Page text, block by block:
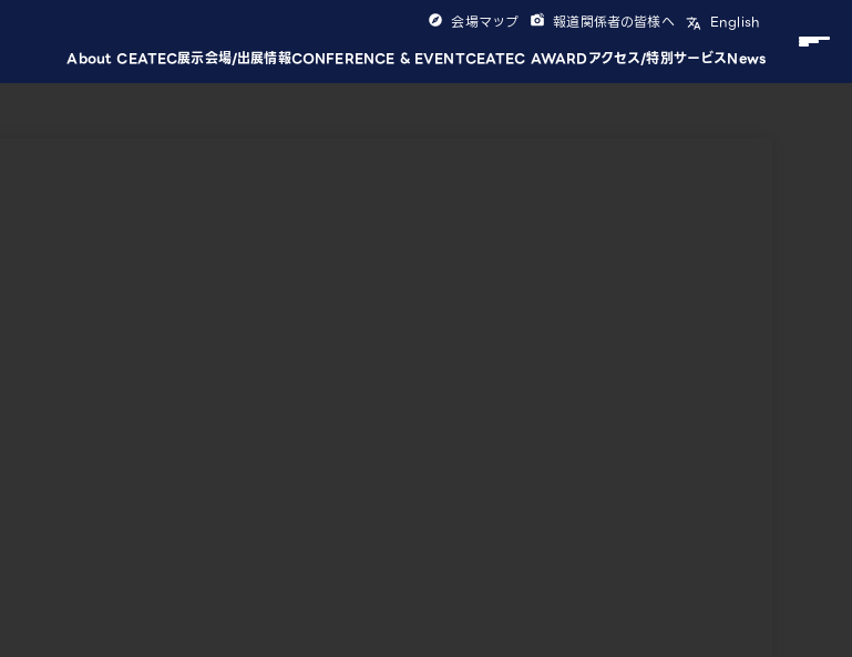
About CEATEC展示会場/出展情報CONFERENCE & EVENTCEATEC AWARDアクセス/特別サービスNews
会場マップ 報道関係者の皆様へ English